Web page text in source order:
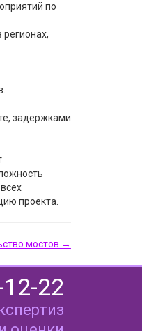
по
задержками
проекта.
мостов →
22